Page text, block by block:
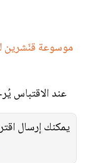
موسوعة قنّشرين
عند الاقتباس
يمكنك إرسال